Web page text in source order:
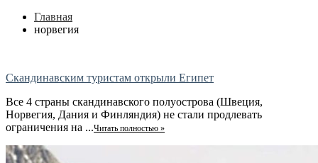
Главная
норвегия
Скандинавским туристам открыли Египет
Все 4 страны скандинавского полуострова (Швеция,
Норвегия, Дания и Финляндия) не стали продлевать
ограничения на ...Читать полностью »